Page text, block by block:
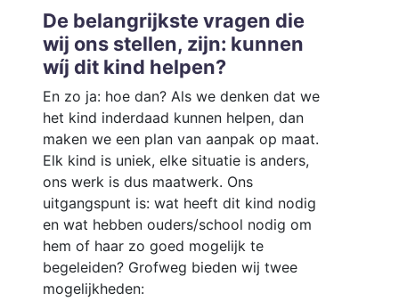
De belangrijkste vragen die
wij ons stellen, zijn: kunnen
wíj dit kind helpen?
En zo ja: hoe dan? Als we denken dat we
het kind inderdaad kunnen helpen, dan
maken we een plan van aanpak op maat.
Elk kind is uniek, elke situatie is anders,
ons werk is dus maatwerk. Ons
uitgangspunt is: wat heeft dit kind nodig
en wat hebben ouders/school nodig om
hem of haar zo goed mogelijk te
begeleiden? Grofweg bieden wij twee
mogelijkheden: